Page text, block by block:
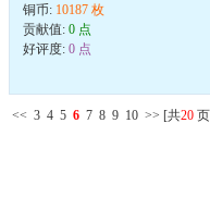
铜币: 10187 枚
贡献值: 0 点
好评度: 0 点
<< 3 4 5 6 7 8 9 10 >> [共20